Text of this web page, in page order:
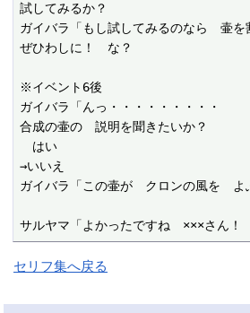
試してみるか？
ガイバラ「もし試してみるのなら　壷を
ぜひわしに！　な？
※イベント6後
ガイバラ「んっ・・・・・・・・・
合成の壷の　説明を聞きたいか？
はい
→いいえ
ガイバラ「この壷が　クロンの風を　よ
サルヤマ「よかったですね　×××さん！
セリフ集へ戻る